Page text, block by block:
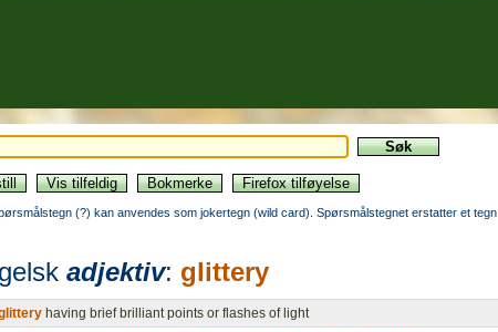
(?) kan anvendes som jokertegn (wild card). Spørsmålstegnet erstatter et tegn.
adjektiv: glittery
having brief brilliant points or flashes of light